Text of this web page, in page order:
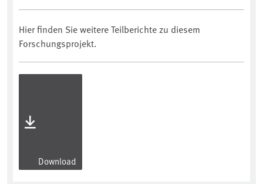
Hier finden Sie weitere Teilberichte zu diesem
Forschungsprojekt.
Download